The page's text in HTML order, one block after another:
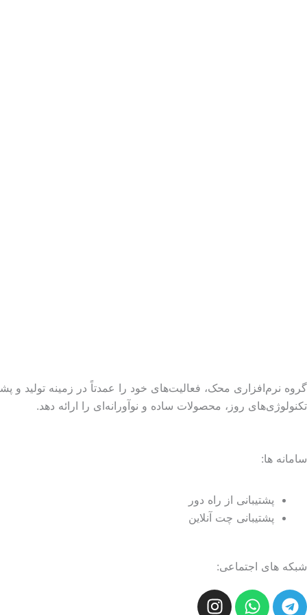
گروه نرم‌افزاری محک، فعالیت‌های خود را عمدتاً در زمینه تولید و
تکنولوژی‌های روز، محصولات ساده و نوآورانه‌ای را ارائه دهد.
سامانه ها:
پشتیبانی از راه دور
پشتیبانی چت آنلاین
شبکه های اجتماعی:
T
W
I